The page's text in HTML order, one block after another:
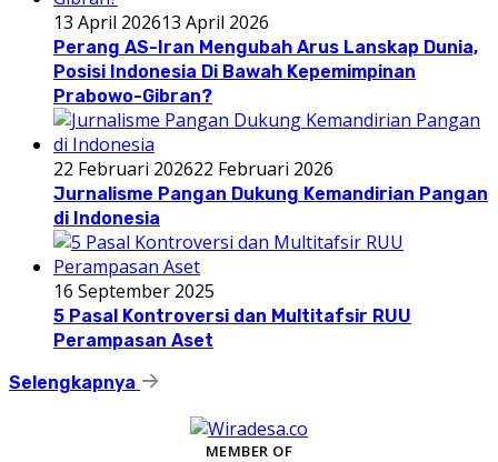
13 April 202613 April 2026
Perang AS-Iran Mengubah Arus Lanskap Dunia,
Posisi Indonesia Di Bawah Kepemimpinan
Prabowo-Gibran?
22 Februari 202622 Februari 2026
Jurnalisme Pangan Dukung Kemandirian Pangan
di Indonesia
16 September 2025
5 Pasal Kontroversi dan Multitafsir RUU
Perampasan Aset
Selengkapnya
MEMBER OF